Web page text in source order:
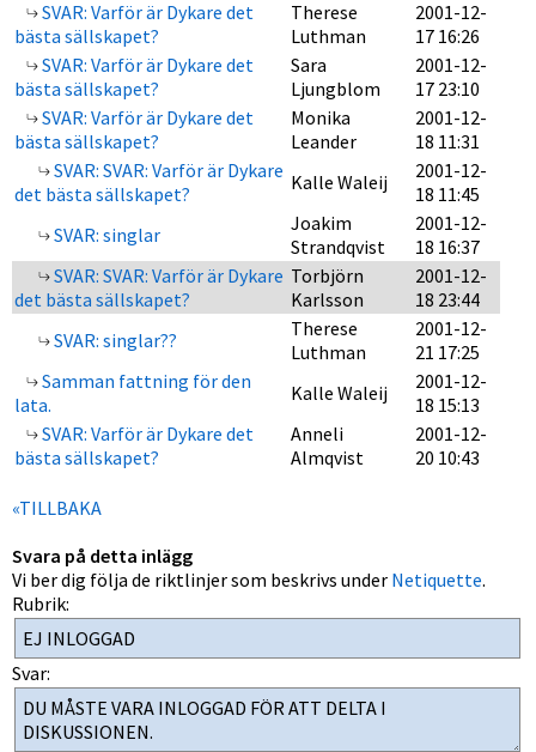
SVAR: Varför är Dykare det
bästa sällskapet?
Therese
Luthman
2001-12-
17 16:26
SVAR: Varför är Dykare det
bästa sällskapet?
Sara
Ljungblom
2001-12-
17 23:10
SVAR: Varför är Dykare det
bästa sällskapet?
Monika
Leander
2001-12-
18 11:31
SVAR: SVAR: Varför är Dykare
det bästa sällskapet?
Kalle Waleij
2001-12-
18 11:45
SVAR: singlar
Joakim
Strandqvist
2001-12-
18 16:37
SVAR: SVAR: Varför är Dykare
det bästa sällskapet?
Torbjörn
Karlsson
2001-12-
18 23:44
SVAR: singlar??
Therese
Luthman
2001-12-
21 17:25
Samman fattning för den
lata.
Kalle Waleij
2001-12-
18 15:13
SVAR: Varför är Dykare det
bästa sällskapet?
Anneli
Almqvist
2001-12-
20 10:43
«TILLBAKA
Svara på detta inlägg
Vi ber dig följa de riktlinjer som beskrivs under Netiquette.
Rubrik:
Svar: